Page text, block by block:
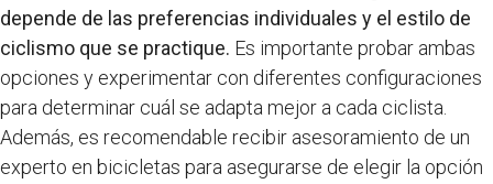
depende de las preferencias individuales y el estilo de
ciclismo que se practique. Es importante probar ambas
opciones y experimentar con diferentes configuraciones
para determinar cuál se adapta mejor a cada ciclista.
Además, es recomendable recibir asesoramiento de un
experto en bicicletas para asegurarse de elegir la opción